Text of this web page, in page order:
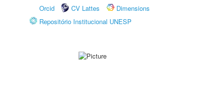
Orcid
CV Lattes
Dimensions
Repositório Institucional UNESP